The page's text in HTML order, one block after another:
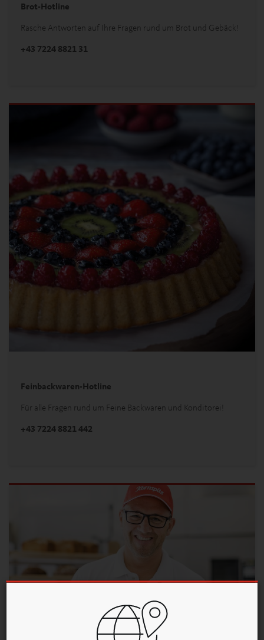
Brot-Hotline
Rasche Antworten auf Ihre Fragen rund um Brot und Gebäck!
+43 7224 8821 31
Feinbackwaren-Hotline
Für alle Fragen rund um Feine Backwaren und Konditorei!
+43 7224 8821 442